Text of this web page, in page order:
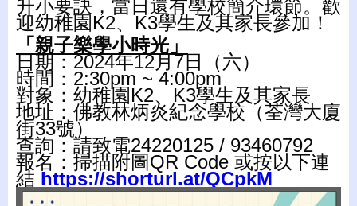
升小要訣，當日還有學校簡介環節。歡
迎幼稚園K2、K3學生及其家長參加！
「親子樂學小時光」
日期：2024年12月7日（六）
時間：2:30pm ~ 4:00pm
對象：幼稚園K2、K3學生及其家長
地址：佛教林炳炎紀念學校（荃灣大廈
街33號）
查詢：請致電24220125 / 93460792
報名：掃描附圖QR Code 或按以下連
結 https://shorturl.at/QCpkM